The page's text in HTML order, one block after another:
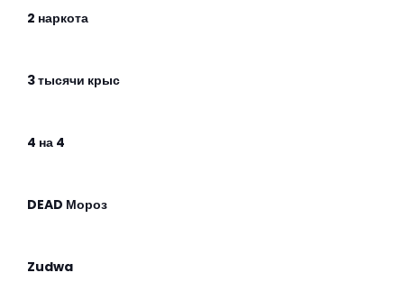
2 наркота
3 тысячи крыс
4 на 4
DEAD Мороз
Zudwa